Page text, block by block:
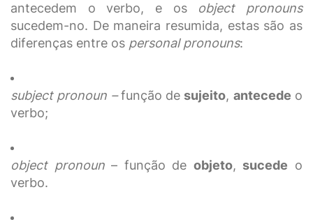
antecedem o verbo, e os object pronouns
sucedem-no. De maneira resumida, estas são as
diferenças entre os personal pronouns:
subject pronoun –função desujeito, antecede o
verbo;
object pronoun– função de objeto,sucede o
verbo.